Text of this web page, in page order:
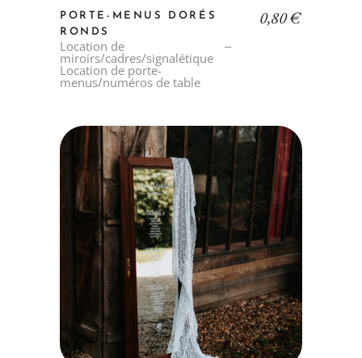
PORTE-MENUS DORÉS
RONDS
Location de
miroirs/cadres/signalétique
Location de porte-
menus/numéros de table
0,80€